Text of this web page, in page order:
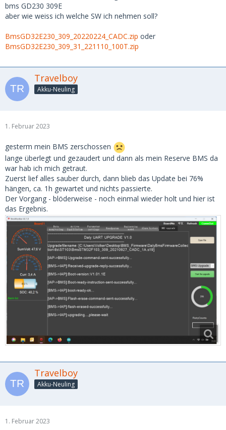
bms GD230 309E
aber wie weiss ich welche SW ich nehmen soll?
BmsGD32E230_309_20220224_CADC.zip oder
BmsGD32E230_309_31_221110_100T.zip
Travelboy
Akku-Neuling
1. Februar 2023
gesterm mein BMS zerschossen
lange überlegt und gezaudert und dann als mein Reserve BMS da
war hab ich mich getraut.
Zuerst lief alles sauber durch, dann blieb das Update bei 76%
hängen, ca. 1h gewartet und nichts passierte.
Der Vorgang - blöderweise - noch einmal wieder holt und hier ist
das Ergebnis.
Travelboy
Akku-Neuling
1. Februar 2023